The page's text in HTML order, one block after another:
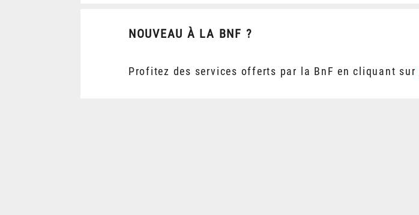
NOUVEAU À LA BNF ?
Profitez des services offerts par la BnF en cliquant sur